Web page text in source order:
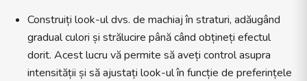
Construiți look-ul dvs. de machiaj în straturi, adăugând
gradual culori și strălucire până când obțineți efectul
dorit. Acest lucru vă permite să aveți control asupra
intensității și să ajustați look-ul în funcție de preferințele